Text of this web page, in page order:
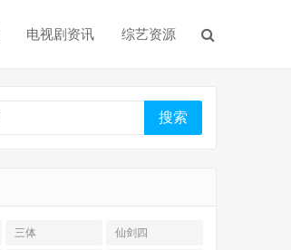
电视剧资讯 综艺资源
搜索
三体 仙剑四